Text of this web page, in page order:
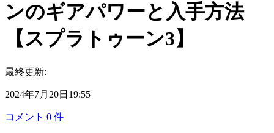
ンのギアパワーと入手方法
【スプラトゥーン3】
最終更新:
2024年7月20日19:55
コメント 0 件